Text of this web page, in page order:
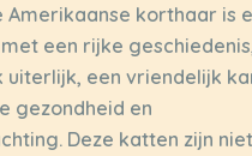
Amerikaanse korthaar is
een rijke
uiterlijk, een vriendelijk
gezondheid en
Deze katten zijn